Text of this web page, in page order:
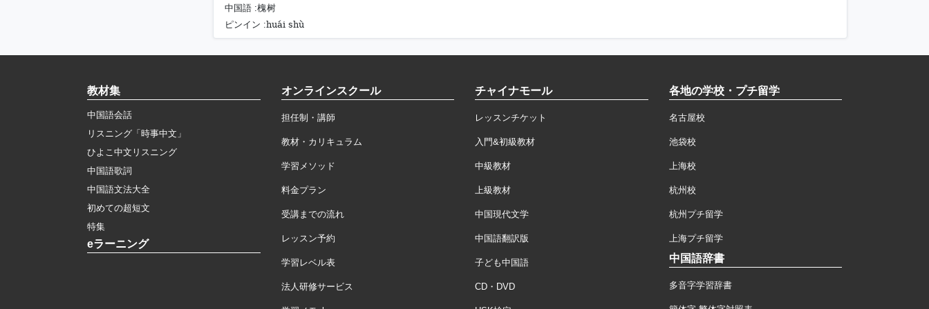
中国語 :槐树
ピンイン :huái shù
教材集
中国語会話
リスニング「時事中文」
ひよこ中文リスニング
中国語歌詞
中国語文法大全
初めての超短文
特集
eラーニング
オンラインスクール
担任制・講師
教材・カリキュラム
学習メソッド
料金プラン
受講までの流れ
レッスン予約
学習レベル表
法人研修サービス
チャイナモール
レッスンチケット
入門&初級教材
中級教材
上級教材
中国現代文学
中国語翻訳版
子ども中国語
CD・DVD
各地の学校・プチ留学
名古屋校
池袋校
上海校
杭州校
杭州プチ留学
上海プチ留学
中国語辞書
多音字学習辞書